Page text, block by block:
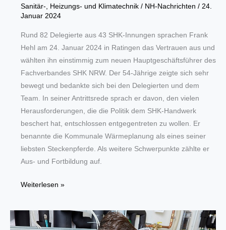
Sanitär-, Heizungs- und Klimatechnik/ NH-Nachrichten / 24.
Januar 2024
Rund 82 Delegierte aus 43 SHK-Innungen sprachen Frank
Hehl am 24. Januar 2024 in Ratingen das Vertrauen aus und
wählten ihn einstimmig zum neuen Hauptgeschäftsführer des
Fachverbandes SHK NRW. Der 54-Jährige zeigte sich sehr
bewegt und bedankte sich bei den Delegierten und dem
Team. In seiner Antrittsrede sprach er davon, den vielen
Herausforderungen, die die Politik dem SHK-Handwerk
beschert hat, entschlossen entgegentreten zu wollen. Er
benannte die Kommunale Wärmeplanung als eines seiner
liebsten Steckenpferde. Als weitere Schwerpunkte zählte er
Aus- und Fortbildung auf.
SHK
Frank
Hehl
Weiterlesen »